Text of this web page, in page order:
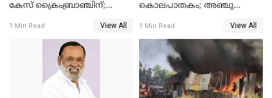
കേസ് ക്രൈംബ്രാഞ്ചിന്;
അന്വേഷിക്കും
1 Min Read View All
കൊലപാതകം; അഞ്ചു
കഴുത്തുഞെരിച്ച് കൊന്നു
1 Min Read View All